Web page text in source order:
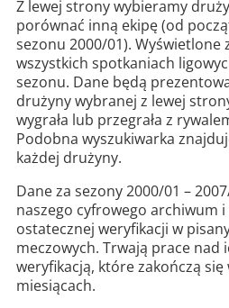
Z lewej strony wybieramy
porównać inną ekipę (od
sezonu 2000/01).
wszystkich spotkaniach
sezonu. Dane będą
drużyny wybranej z lewej
wygrała lub przegrała z
Podobna wyszukiwarka
każdej drużyny.
Dane za sezony 2000/01 –
naszego cyfrowego archiwum i
ostatecznej weryfikacji w
meczowych. Trwają prace nad
weryfikacją, które zakończą
miesiącach.